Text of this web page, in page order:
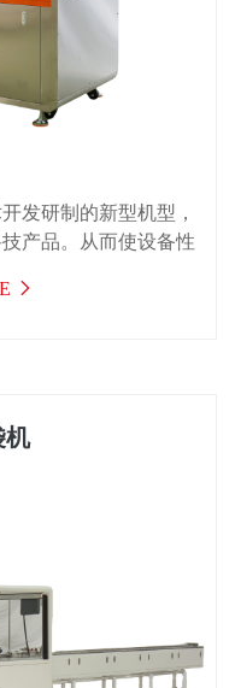
发研制的新型机型，
产品。从而使设备性
状态。
机